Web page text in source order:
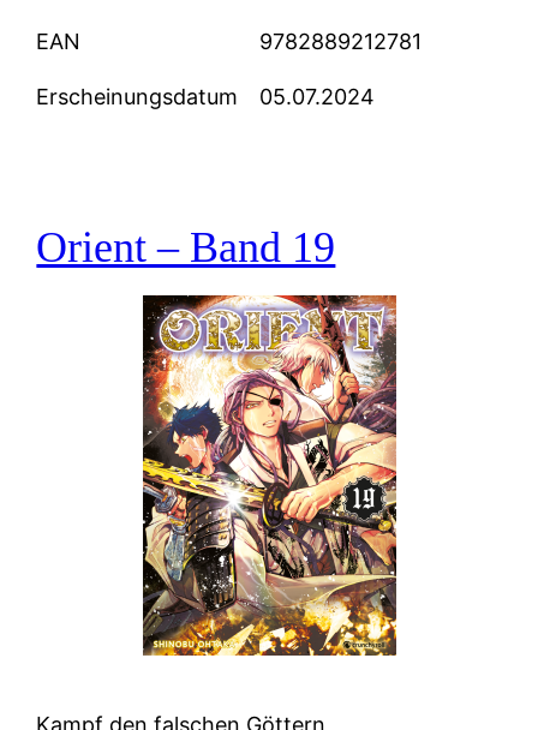
EAN 9782889212781
Erscheinungsdatum 05.07.2024
Orient – Band 19
Kampf den falschen Göttern